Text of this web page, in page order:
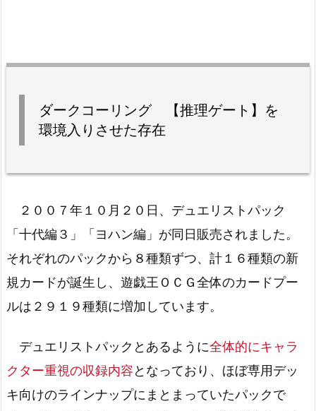
ダークコーリング 【推理ゲート】を
環境入りさせた存在
２００７年１０月２０日、デュエリストパック
「十代編３」「ヨハン編」が同日販売されました。
それぞれのパックから８種類ずつ、計１６種類の新
規カードが誕生し、遊戯王ＯＣＧ全体のカードプー
ルは２９１９種類に増加しています。
デュエリストパックとあるように全体的にキャラ
クター重視の収録内容 となっており、ほぼ専用デッ
キ向けのラインナップにまとまっていたパックで